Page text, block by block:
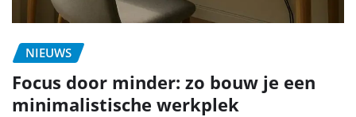
NIEUWS
Focus door minder: zo bouw je een
minimalistische werkplek